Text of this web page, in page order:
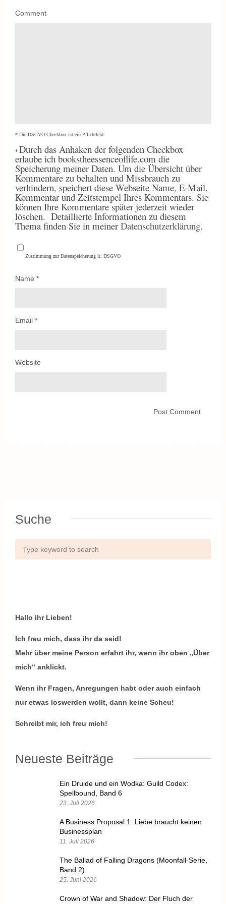
Comment
* Die DSGVO-Checkbox ist ein Pflichtfeld
* Durch das Anhaken der folgenden Checkbox
erlaube ich bookstheessenceoflife.com die
Speicherung meiner Daten. Um die Übersicht über
Kommentare zu behalten und Missbrauch zu
verhindern, speichert diese Webseite Name, E-Mail,
Kommentar und Zeitstempel Ihres Kommentars. Sie
können Ihre Kommentare später jederzeit wieder
löschen. Detaillierte Informationen zu diesem
Thema finden Sie in meiner Datenschutzerklärung.
Zustimmung zur Datenspeicherung lt. DSGVO
Name *
Email *
Website
Suche
Hallo ihr Lieben!
Ich freu mich, dass ihr da seid!
Mehr über meine Person erfahrt ihr, wenn ihr oben „Über
mich“ anklickt.
Wenn ihr Fragen, Anregungen habt oder auch einfach
nur etwas loswerden wollt, dann keine Scheu!
Schreibt mir, ich freu mich!
Neueste Beiträge
Ein Druide und ein Wodka: Guild Codex:
Spellbound, Band 6
23. Juli 2026
A Business Proposal 1: Liebe braucht keinen
Businessplan
11. Juli 2026
The Ballad of Falling Dragons (Moonfall-Serie,
Band 2)
25. Juni 2026
Crown of War and Shadow: Der Fluch der